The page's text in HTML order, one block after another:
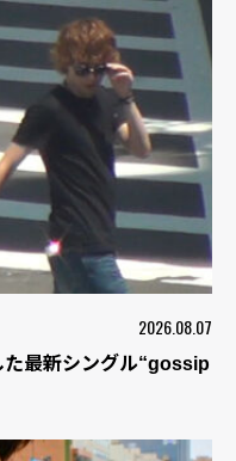
2026.08.07
最新シングル“gossip